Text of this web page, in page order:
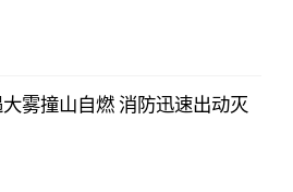
雾撞山自燃 消防迅速出动灭